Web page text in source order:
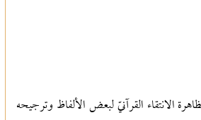
الانتقاء القرآنيّ لبعض الألفاظ وترجيحه